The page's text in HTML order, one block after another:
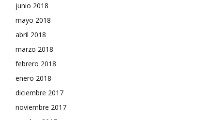
junio 2018
mayo 2018
abril 2018
marzo 2018
febrero 2018
enero 2018
diciembre 2017
noviembre 2017